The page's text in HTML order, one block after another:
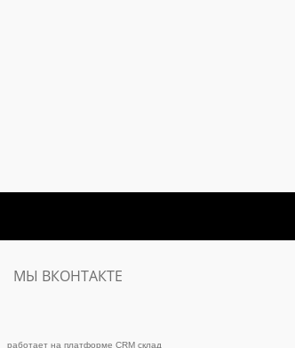
МЫ ВКОНТАКТЕ
работает на платформе CRM склад